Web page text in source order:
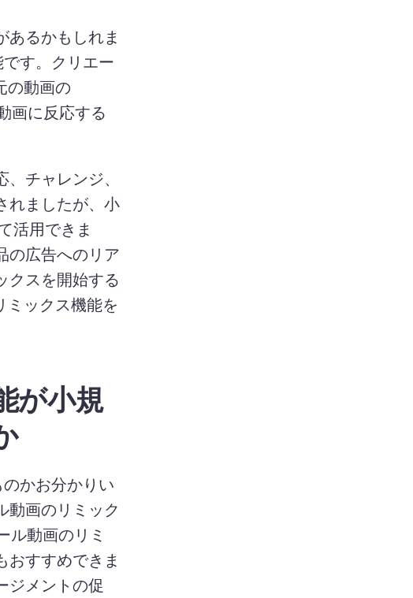
あるかもしれま
す。 クリエー
の動画の
画に反応する
チャレンジ、
れましたが、小
活用できま
の広告へのリア
クスを開始する
ミックス機能を
が小規
かお分かりい
動画のリミック
ル動画のリミ
おすすめできま
ジメントの促